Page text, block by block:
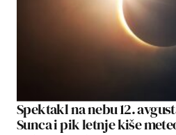
Spektakl na nebu 12.
Sunca i pik letnje kiše